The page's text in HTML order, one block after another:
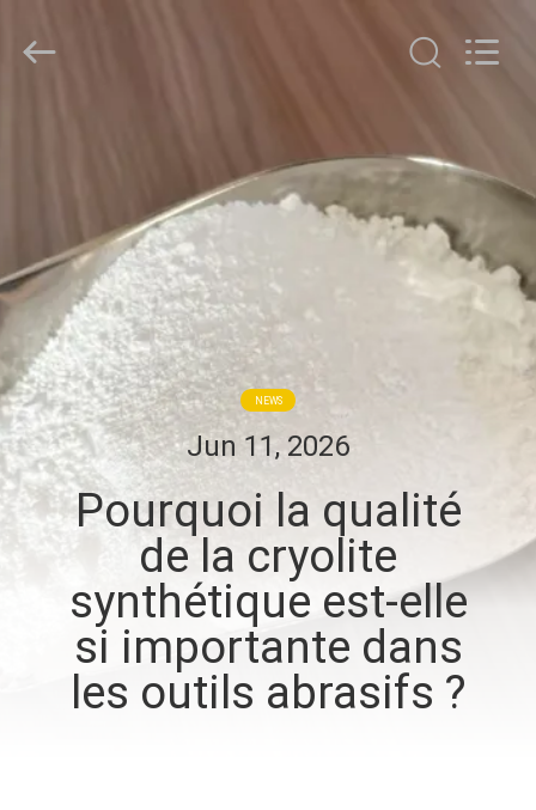
PRODUITS
VIDÉOS
À
PROPOS
DE
NOUS
VISITE
L'USINE
Imp.&Exp.Co.,Ltd.
NEWS
Jun 11, 2026
Pourquoi la qualité
de la cryolite
synthétique est-elle
si importante dans
les outils abrasifs ?